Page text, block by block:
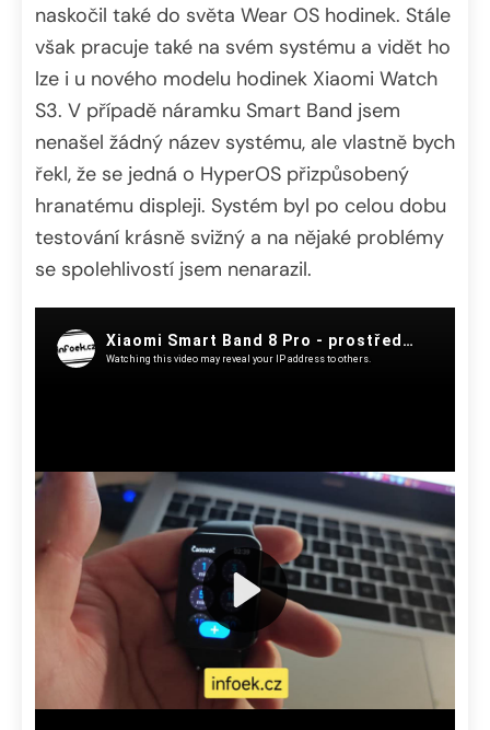
naskočil také do světa Wear OS hodinek. Stále
však pracuje také na svém systému a vidět ho
lze i u nového modelu hodinek Xiaomi Watch
S3. V případě náramku Smart Band jsem
nenašel žádný název systému, ale vlastně bych
řekl, že se jedná o HyperOS přizpůsobený
hranatému displeji. Systém byl po celou dobu
testování krásně svižný a na nějaké problémy
se spolehlivostí jsem nenarazil.